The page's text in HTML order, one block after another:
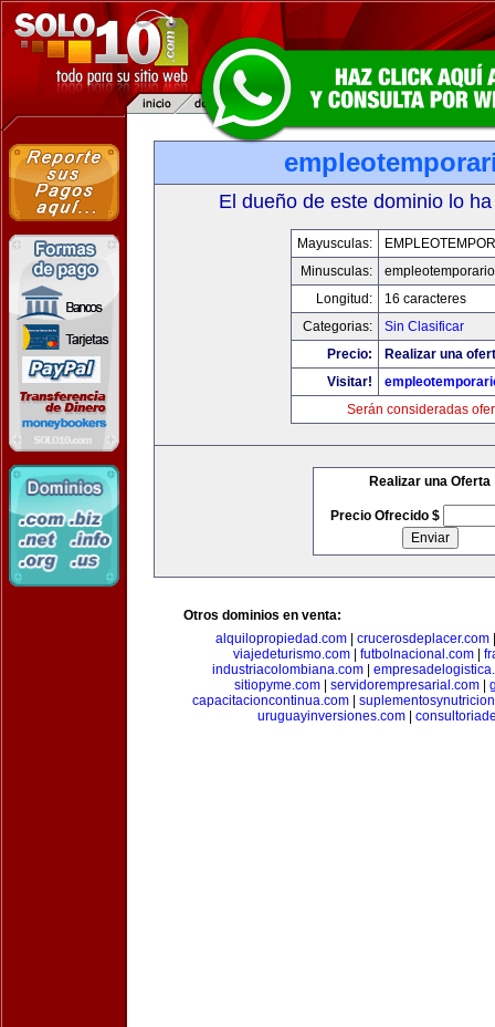
El dueño de este dominio lo
Mayusculas:
Minusculas:
Longitud:
16 caracteres
Categorias:
Sin Clasificar
Precio:
Realizar una
Visitar!
Serán consideradas
Realizar una Oferta
Precio Ofrecido $
Otros dominios en venta:
alquilopropiedad.com| crucerosdeplacer.com
viajedeturismo.com| futbolnacional.com|
industriacolombiana.com|
sitiopyme.com| servidorempresarial.com|
capacitacioncontinua.com
uruguayinversiones.com